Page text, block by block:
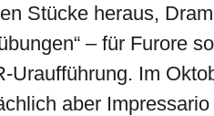
Stücke heraus,
– für Furore
Uraufführung. Im
aber